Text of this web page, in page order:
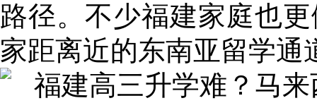
路径。不少福建家庭也
家距离近的东南亚留学通